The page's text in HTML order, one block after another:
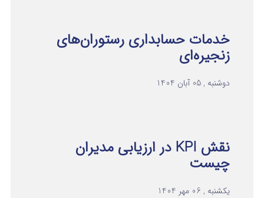
خدمات حسابداری رستوران‌های
زنجیره‌ای
دوشنبه , 05 آبان 1404
نقش KPI در ارزیابی مدیران
چیست
یکشنبه , 06 مهر 1404